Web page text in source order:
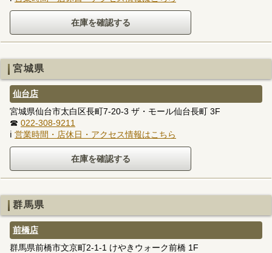
宮城県
仙台店
宮城県仙台市太白区長町7-20-3 ザ・モール仙台長町 3F
☎ 022-308-9211
ℹ 営業時間・店休日・アクセス情報はこちら
群馬県
前橋店
群馬県前橋市文京町2-1-1 けやきウォーク前橋 1F